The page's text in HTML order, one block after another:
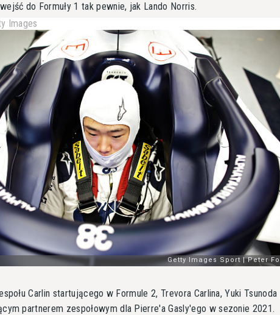
do Formuły 1 tak pewnie, jak Lando Norris.
Images
Carlin startującego w Formule 2, Trevora Carlina, Yuki Tsunoda
partnerem zespołowym dla Pierre'a Gasly'ego w sezonie 2021.